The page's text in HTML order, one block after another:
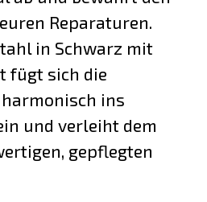
Reparaturen.
in Schwarz mit
fügt sich die
ins
und verleiht dem
gepflegten